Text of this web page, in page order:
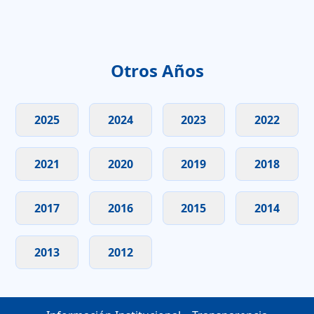
Otros Años
2025 2024 2023 2022
2021 2020 2019 2018
2017 2016 2015 2014
2013 2012